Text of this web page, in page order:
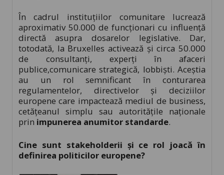
În cadrul instituțiilor comunitare lucrează
aproximativ 50.000 de funcționari cu influență
directă asupra dosarelor legislative. Dar,
totodată, la Bruxelles activează și circa 50.000
de consultanți, experți în afaceri
publice,comunicare strategică, lobbiști. Aceștia
au un rol semnificant în conturarea
regulamentelor, directivelor și deciziilor
europene care impactează mediul de business,
cetățeanul simplu sau autoritățile naționale
prin impunerea anumitor standarde.
Cine sunt stakeholderii și ce rol joacă în
definirea politicilor europene?